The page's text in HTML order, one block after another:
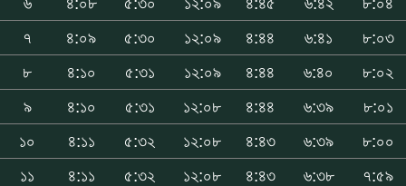
৭
৪:০৯ ৫:৩০ ১২:০৯ ৪:৪৪ ৬:৪১
৮:০৩
৮
৪:১০ ৫:৩১ ১২:০৯ ৪:৪৪ ৬:৪০
৮:০২
৯
৪:১০ ৫:৩১ ১২:০৮ ৪:৪৪ ৬:৩৯
৮:০১
১০
৪:১১ ৫:৩২ ১২:০৮ ৪:৪৩ ৬:৩৯
৮:০০
১১
৪:১১ ৫:৩২ ১২:০৮ ৪:৪৩ ৬:৩৮
৭:৫৯